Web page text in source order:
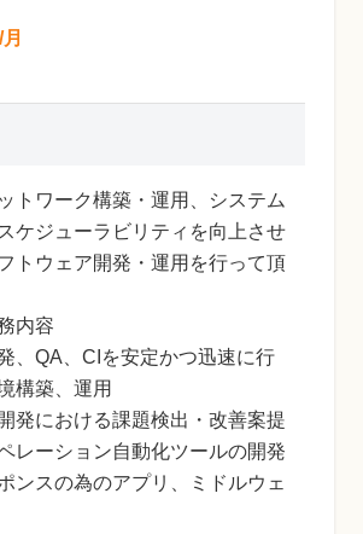
トワーク構築・運用、システム
ケジューラビリティを向上させ
トウェア開発・運用を行って頂
内容
、QA、CIを安定かつ迅速に行
構築、運用
発における課題検出・改善案提
レーション自動化ツールの開発
ンスの為のアプリ、ミドルウェ